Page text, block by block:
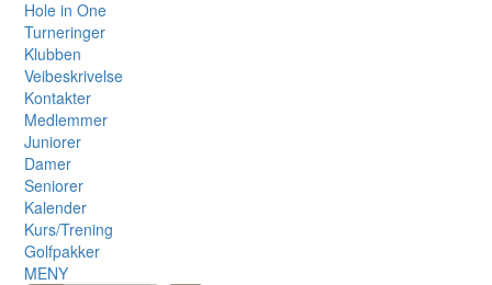
Hole in One
Turneringer
Klubben
Veibeskrivelse
Kontakter
Medlemmer
Juniorer
Damer
Seniorer
Kalender
Kurs/Trening
Golfpakker
MENY